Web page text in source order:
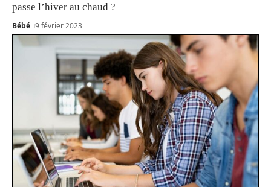
passe l’hiver au chaud ?
Bébé 9 février 2023